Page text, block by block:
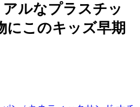
アルなプラスチッ
にこのキッズ早期